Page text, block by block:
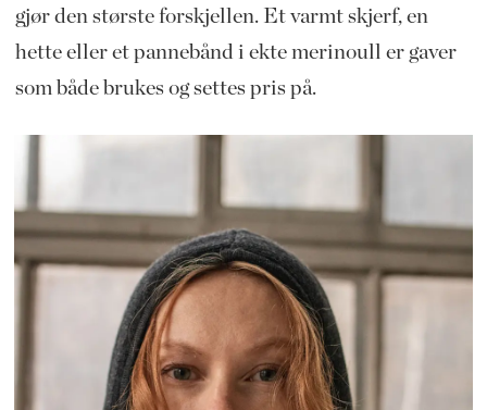
gjør den største forskjellen. Et varmt skjerf, en
hette eller et pannebånd i ekte merinoull er gaver
som både brukes og settes pris på.